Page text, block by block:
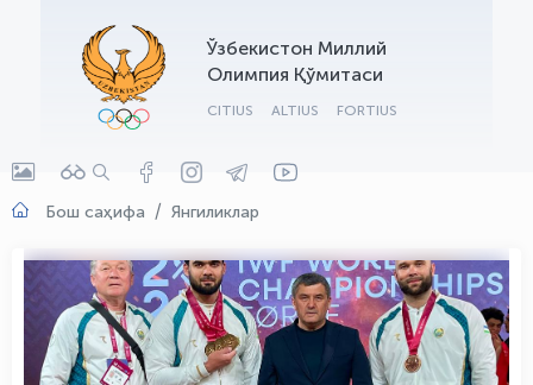
Ўзбекистон Миллий
Олимпия Қўмитаси
CITIUS ALTIUS FORTIUS
Бош саҳифа Янгиликлар
OLYMPCHIK AI - yordamchi
Онлайн · olympic.uz